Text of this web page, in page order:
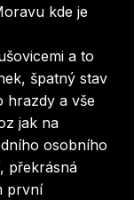
kde je
a to
špatný stav
hrazdy a vše
jak na
osobního
překrásná
první